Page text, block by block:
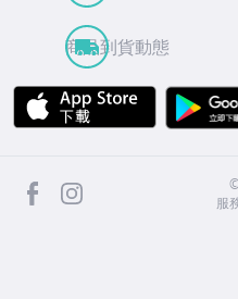
商品到貨動態
APP Store
facebook
服